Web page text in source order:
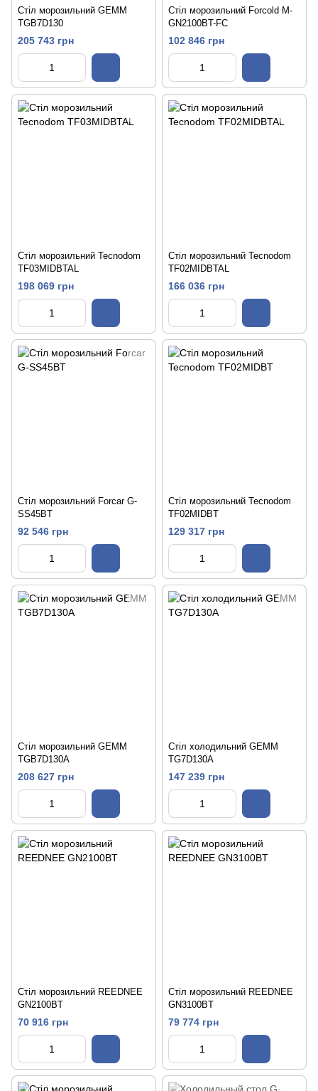
Стіл морозильний GEMM
TGB7D130
205 743 грн
Стіл морозильний Forcold M-
GN2100BT-FC
102 846 грн
Стіл морозильний Tecnodom
TF03MIDBTAL
198 069 грн
Стіл морозильний Tecnodom
TF02MIDBTAL
166 036 грн
Стіл морозильний Forcar G-
SS45BT
92 546 грн
Стіл морозильний Tecnodom
TF02MIDBT
129 317 грн
Стіл морозильний GEMM
TGB7D130A
208 627 грн
Стіл холодильний GEMM
TG7D130A
147 239 грн
Стіл морозильний REEDNEE
GN2100BT
70 916 грн
Стіл морозильний REEDNEE
GN3100BT
79 774 грн